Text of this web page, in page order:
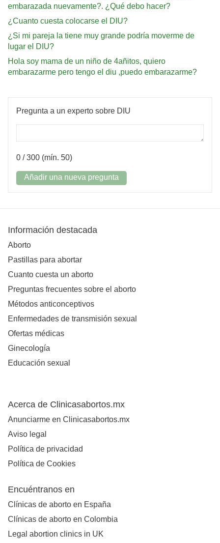
embarazada nuevamente?. ¿Qué debo hacer?
¿Cuanto cuesta colocarse el DIU?
¿Si mi pareja la tiene muy grande podría moverme de
lugar el DIU?
Hola soy mama de un niño de 4añitos, quiero
embarazarme pero tengo el diu ,puedo embarazarme?
Pregunta a un experto sobre DIU
0 / 300 (mín. 50)
Añadir una nueva pregunta
Información destacada
Aborto
Pastillas para abortar
Cuanto cuesta un aborto
Preguntas frecuentes sobre el aborto
Métodos anticonceptivos
Enfermedades de transmisión sexual
Ofertas médicas
Ginecología
Educación sexual
Acerca de Clinicasabortos.mx
Anunciarme en Clinicasabortos.mx
Aviso legal
Política de privacidad
Política de Cookies
Encuéntranos en
Clínicas de aborto en España
Clínicas de aborto en Colombia
Legal abortion clinics in UK